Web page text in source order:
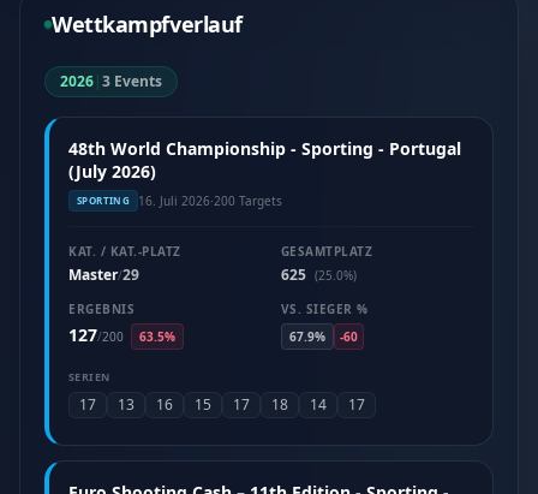
Wettkampfverlauf
2026|3 Events
48th World Championship - Sporting - Portugal
(July 2026)
SPORTING 16. Juli 2026·200 Targets
KAT. / KAT.-PLATZ
Master/29
GESAMTPLATZ
625 (25.0%)
ERGEBNIS
127/200 63.5%
VS. SIEGER %
67.9%
-60
SERIEN
17 13 16 15 17 18 14 17